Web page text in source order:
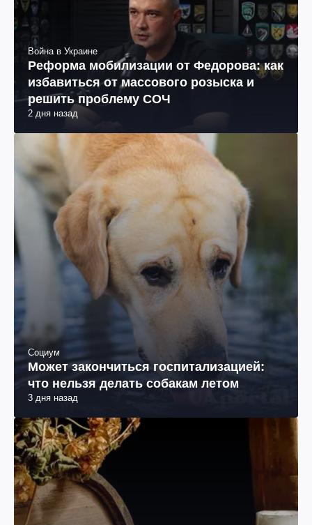
Война в Украине
Реформа мобилизации от Федорова: как
избавиться от массового розыска и
решить проблему СОЧ
2 дня назад
Социум
Может закончиться госпитализацией:
что нельзя делать собакам летом
3 дня назад